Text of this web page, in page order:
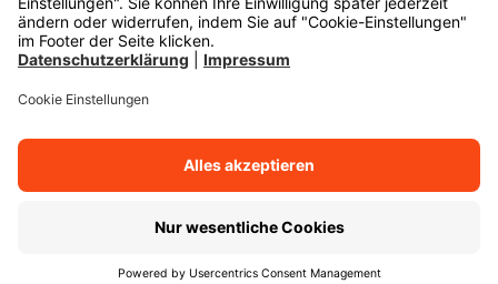
Impressum
Datenschutz
Rechtliche Hinweise
Cookie-Einstellungen
Zurück zum Anfang